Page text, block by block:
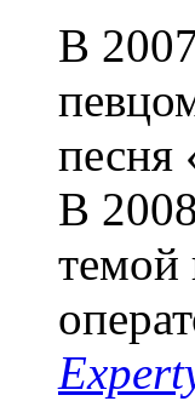
В
песня
В
темой